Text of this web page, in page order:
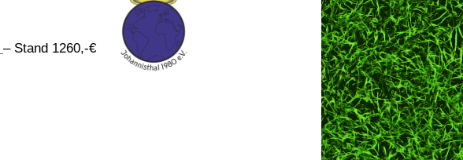
– Stand 1260,-€